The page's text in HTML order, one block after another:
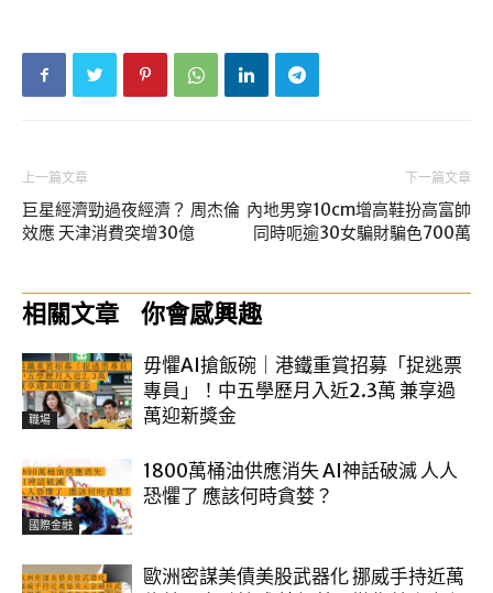
上一篇文章
巨星經濟勁過夜經濟？ 周杰倫
效應 天津消費突增30億
下一篇文章
內地男穿10cm增高鞋扮高富帥
同時呃逾30女騙財騙色700萬
相關文章 你會感興趣
職場
毋懼AI搶飯碗｜港鐵重賞招募「捉逃票
專員」！中五學歷月入近2.3萬 兼享過
萬迎新獎金
國際金融
1800萬桶油供應消失 AI神話破滅 人人
恐懼了 應該何時貪婪？
歐洲密謀美債美股武器化 挪威手持近萬